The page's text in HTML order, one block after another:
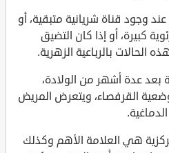
وجود قناة شريانية متبقية، أو
كبيرة، أو إذا كان التضيق
بالرباعية الزهرية.
بعد عدة أشهر من الولادة،
القرفصاء، ويتعرض المريض
هي العلامة الأهم وكذلك